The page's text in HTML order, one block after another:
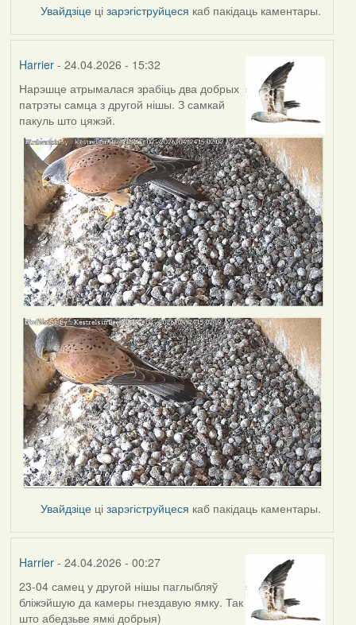
Увайдзіце цізарэгіструйцеся каб пакідаць каментары.
Harrier- 24.04.2026 - 15:32
Нарэшце атрымалася зрабіць два добрых
патрэты самца з другой нішы. З самкай
пакуль што цяжэй.
Увайдзіце цізарэгіструйцеся каб пакідаць каментары.
Harrier- 24.04.2026 - 00:27
23-04 самец у другой нішы паглыбляў
бліжэйшую да камеры гнездавую ямку. Так
што абедзьве ямкі добрыя)